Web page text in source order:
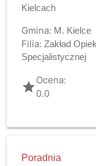
Kielcach
Gmina: M. Kielce
Filia: Zakład
Specjalistycznej
gradeOcena:
0.0
Poradnia